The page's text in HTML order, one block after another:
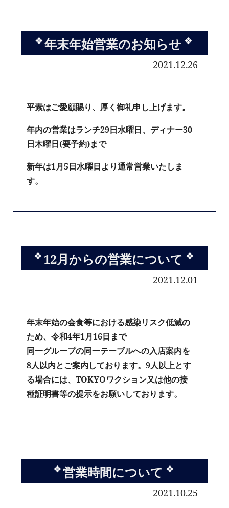
年末年始営業のお知らせ
2021.12.26
平素はご愛顧賜り、厚く御礼申し上げます。
年内の営業はランチ29日水曜日、ディナー30
日木曜日(要予約)まで
新年は1月5日水曜日より通常営業いたしま
す。
12月からの営業について
2021.12.01
年末年始の会食等における感染リスク低減の
ため、令和4年1月16日まで
同一グループの同一テーブルへの入店案内を
8人以内とご案内しております。9人以上とす
る場合には、TOKYOワクション又は他の接
種証明書等の提示をお願いしております。
営業時間について
2021.10.25